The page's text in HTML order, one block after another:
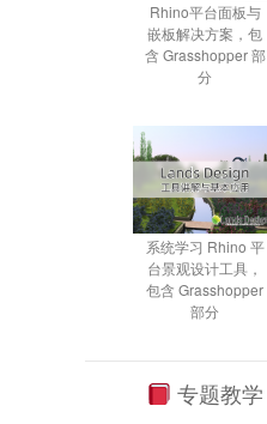
Rhino平台面板与
嵌板解决方案，包
含 Grasshopper 部
分
系统学习 Rhino 平
台景观设计工具，
包含 Grasshopper
部分
专题教学